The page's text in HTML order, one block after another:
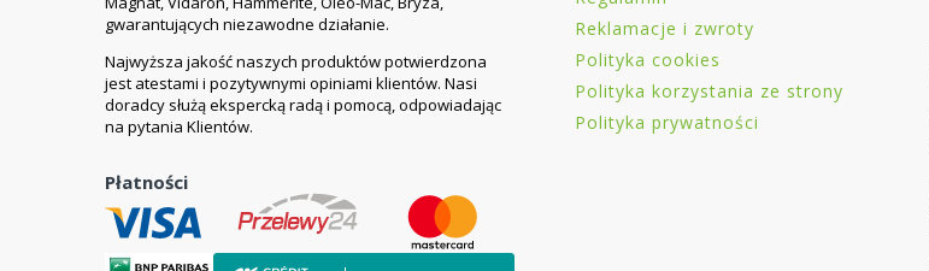
gwarantujących niezawodne działanie.
Najwyższa jakość naszych produktów potwierdzona
jest atestami i pozytywnymi opiniami klientów. Nasi
doradcy służą ekspercką radą i pomocą, odpowiadając
na pytania Klientów.
Płatności
Reklamacje i zwroty
Polityka cookies
Polityka korzystania ze strony
Polityka prywatności